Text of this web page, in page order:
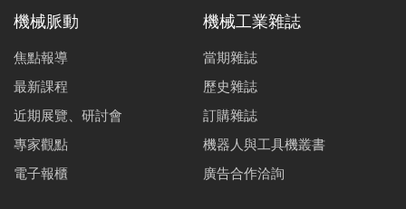
差，縮短調機時間，實現精度調校標準化與數據化，助國
內工具機產業晉升A+ 級精度品級。
機械脈動
焦點報導
最新課程
近期展覽、研討會
專家觀點
電子報櫃
機械工業雜誌
當期雜誌
歷史雜誌
訂購雜誌
機器人與工具機叢書
廣告合作洽詢